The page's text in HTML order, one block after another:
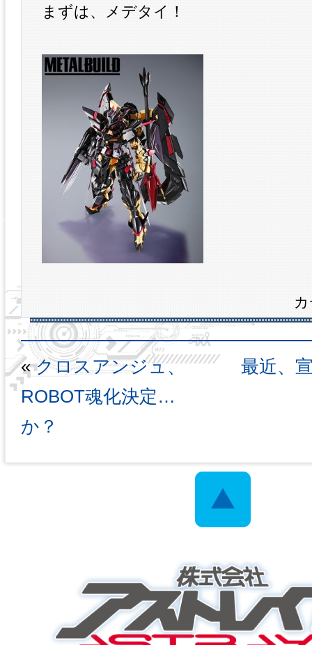
まずは、メデタイ！
«クロスアンジュ、
ROBOT魂化決定…
か？
最近、